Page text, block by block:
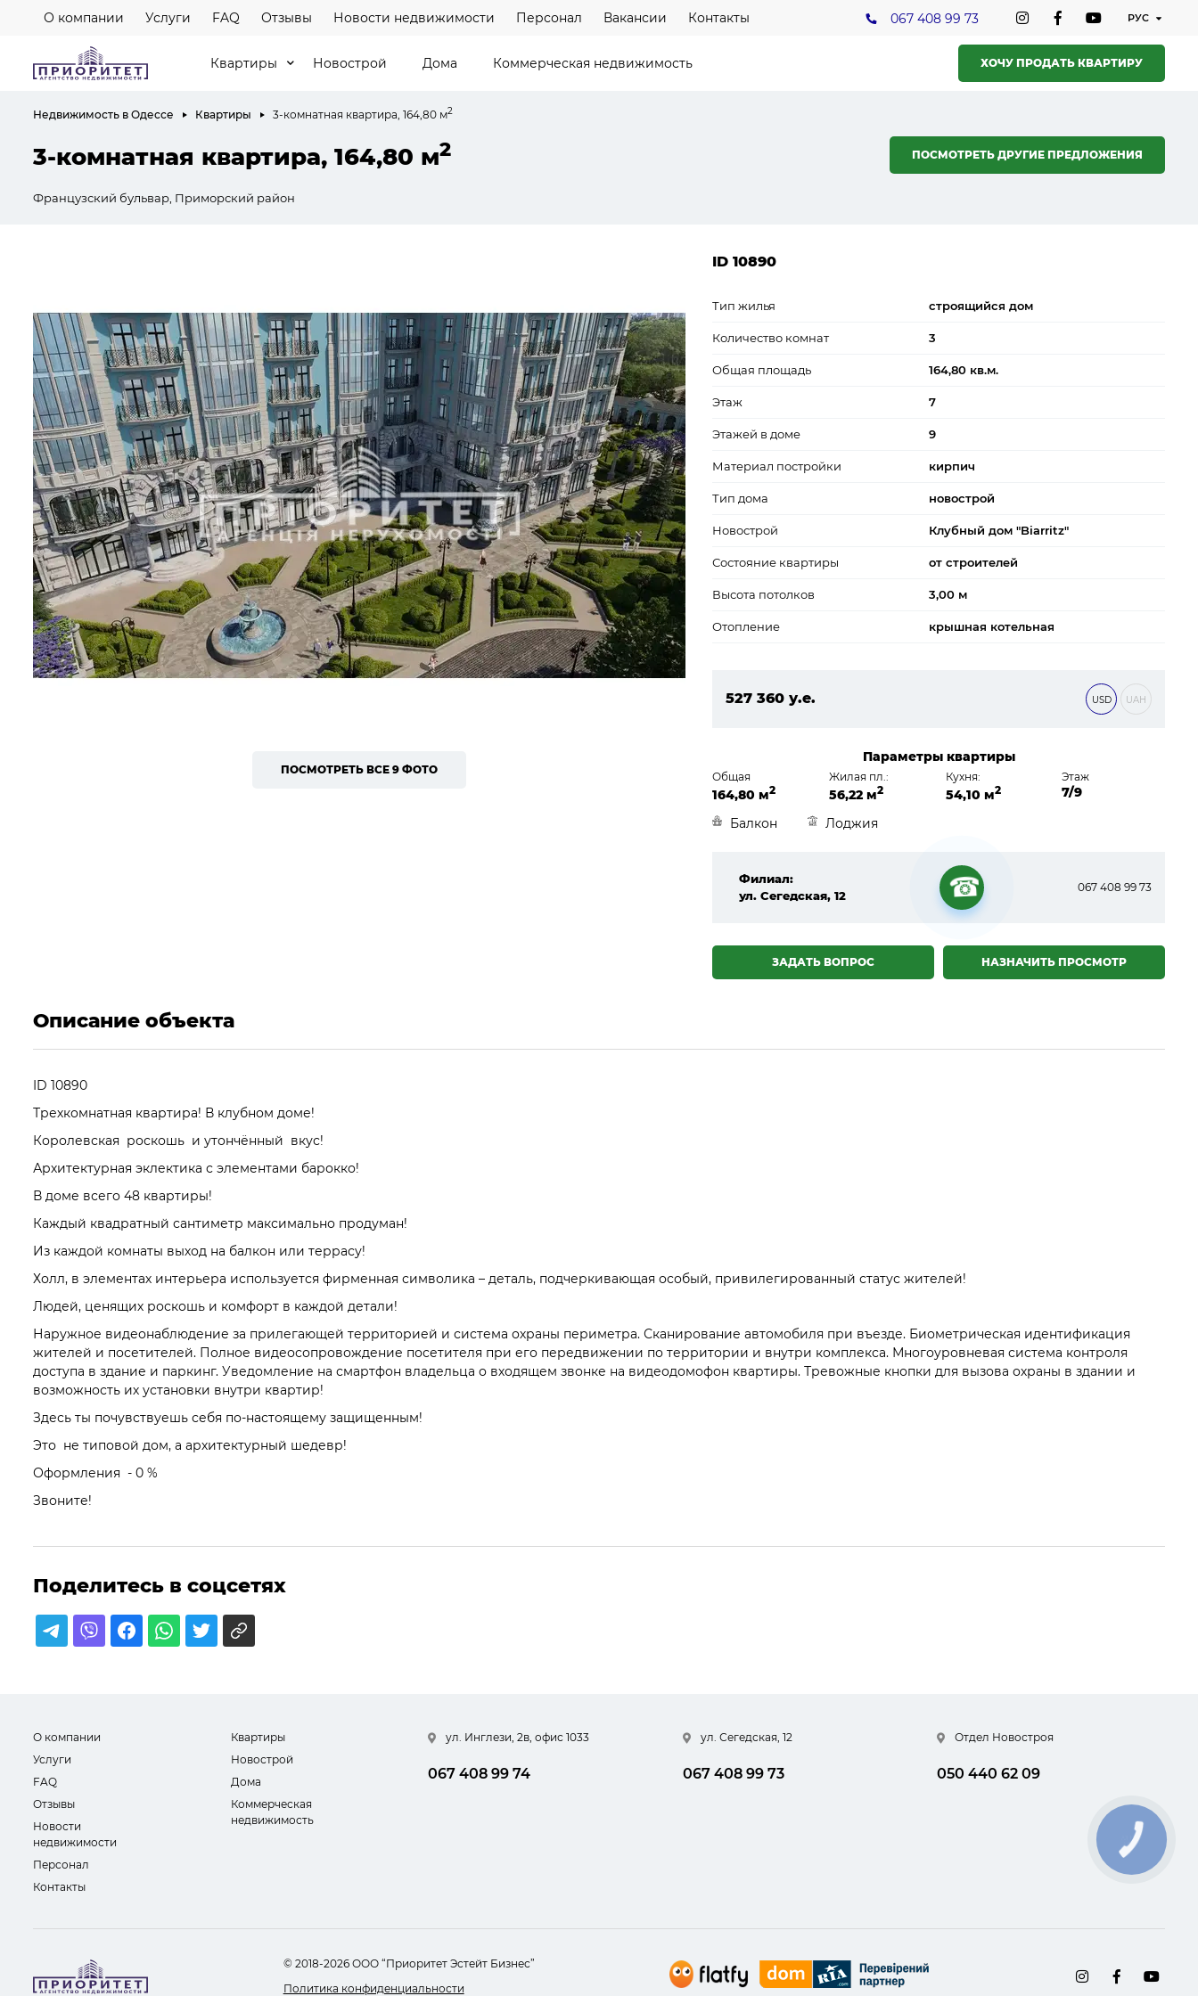
О компании Услуги FAQ Отзывы Новости недвижимости Персонал Вакансии Контакты 067 408 99 73
Квартиры Новострой Дома Коммерческая недвижимость ХОЧУ ПРОДАТЬ КВАРТИРУ
Недвижимость в Одессе Квартиры 3-комнатная квартира, 164,80 м2
3-комнатная квартира, 164,80 м2
Французский бульвар, Приморский район
ПОСМОТРЕТЬ ДРУГИЕ ПРЕДЛОЖЕНИЯ
ПОСМОТРЕТЬ ВСЕ 9 ФОТО
ID 10890
Тип жилья строящийся дом
Количество комнат 3
Общая площадь 164,80 кв.м.
Этаж 7
Этажей в доме 9
Материал постройки кирпич
Тип дома новострой
Новострой Клубный дом "Biarritz"
Состояние квартиры от строителей
Высота потолков 3,00 м
Отопление крышная котельная
527 360 у.е.
USD UAH
Параметры квартиры
Общая
164,80 м2
Жилая пл.:
56,22 м2
Кухня:
54,10 м2
Этаж
7/9
Балкон
Лоджия
Филиал:
ул. Сегедская, 12
☎
067 408 99 73
НАЗНАЧИТЬ ПРОСМОТР
ЗАДАТЬ ВОПРОС
Описание объекта
ID 10890
Трехкомнатная квартира! В клубном доме!
Королевская роскошь и утончённый вкус!
Архитектурная эклектика с элементами барокко!
В доме всего 48 квартиры!
Каждый квадратный сантиметр максимально продуман!
Из каждой комнаты выход на балкон или террасу!
Холл, в элементах интерьера используется фирменная символика – деталь, подчеркивающая особый, привилегированный статус жителей!
Людей, ценящих роскошь и комфорт в каждой детали!
Наружное видеонаблюдение за прилегающей территорией и система охраны периметра. Сканирование автомобиля при въезде. Биометрическая идентификация
жителей и посетителей. Полное видеосопровождение посетителя при его передвижении по территории и внутри комплекса. Многоуровневая система контроля
доступа в здание и паркинг. Уведомление на смартфон владельца о входящем звонке на видеодомофон квартиры. Тревожные кнопки для вызова охраны в здании и
возможность их установки внутри квартир!
Здесь ты почувствуешь себя по-настоящему защищенным!
Это не типовой дом, а архитектурный шедевр!
Оформления - 0 %
Звоните!
Поделитесь в соцсетях
О компании
Услуги
FAQ
Отзывы
Новости
недвижимости
Персонал
Контакты
Квартиры
Новострой
Дома
Коммерческая
недвижимость
ул. Инглези, 2в, офис 1033
067 408 99 74
ул. Сегедская, 12
067 408 99 73
Отдел Новостроя
050 440 62 09
© 2018-2026 ООО “Приоритет Эстейт Бизнес”
Политика конфиденциальности
КНОПКА
СВЯЗИ